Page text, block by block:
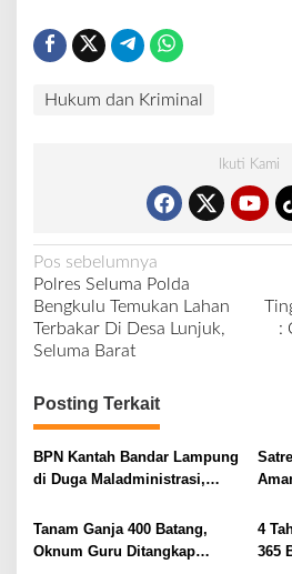
Hukum dan Kriminal
Ikuti Kami
N
a
v
i
g
a
s
i
p
o
Pos sebelumnya
Polres Seluma Polda
Bengkulu Temukan Lahan
Terbakar Di Desa Lunjuk,
Seluma Barat
:
Posting Terkait
BPN Kantah Bandar Lampung
di Duga Maladministrasi,
Pengembalian Batas
Tanam Ganja 400 Batang,
Oknum Guru Ditangkap
4
365